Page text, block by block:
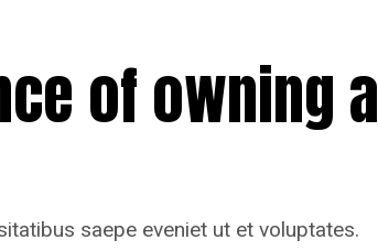
of owning a
saepe eveniet ut et voluptates.